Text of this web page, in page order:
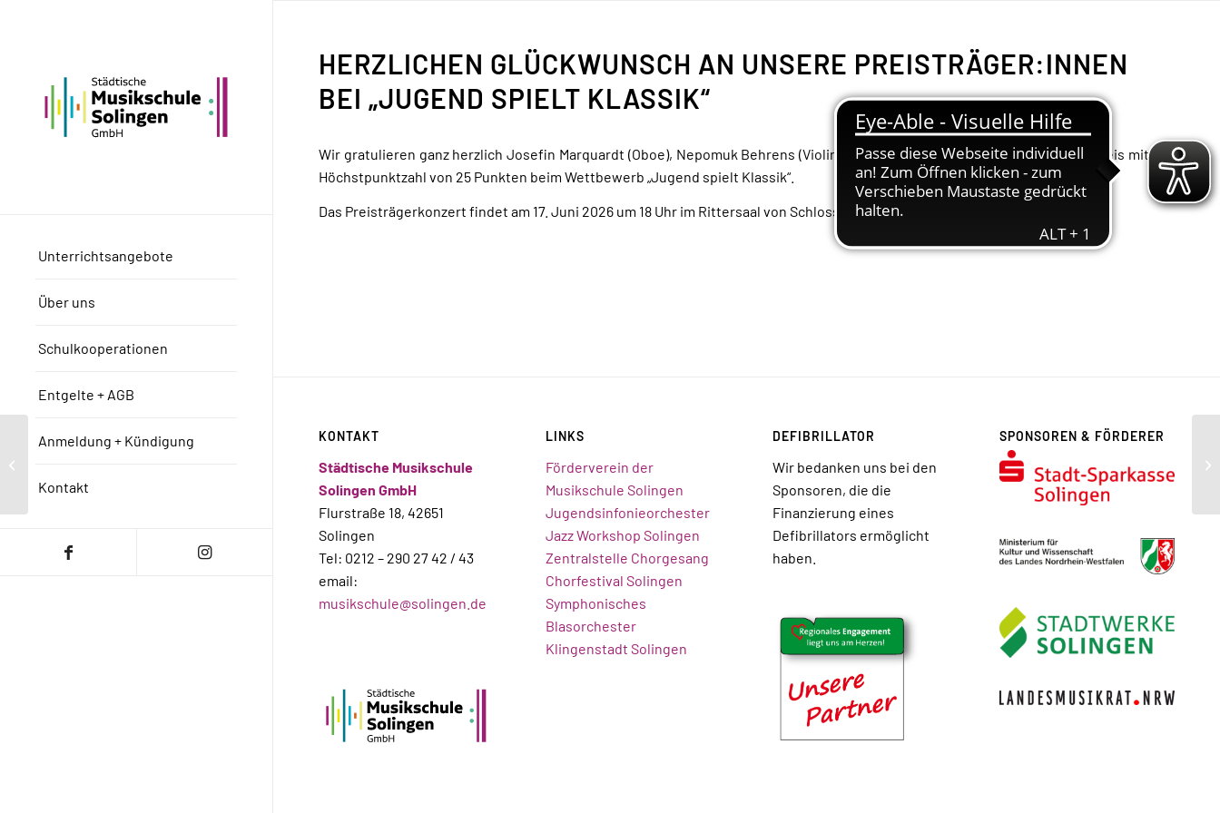
Unterrichtsangebote
Über uns
Schulkooperationen
Entgelte + AGB
Anmeldung + Kündigung
Kontakt
HERZLICHEN GLÜCKWUNSCH AN UNSERE PREISTRÄGER:INNEN
BEI „JUGEND SPIELT KLASSIK“
Wir gratulieren ganz herzlich Josefin Marquardt (Oboe), Nepomuk Behrens (Violine) und Clara Vis (Violoncello) zu ihrem 1. Preis mit der
Höchstpunktzahl von 25 Punkten beim Wettbewerb „Jugend spielt Klassik“.
Das Preisträgerkonzert findet am 17. Juni 2026 um 18 Uhr im Rittersaal von Schloss Burg statt.
KONTAKT
Städtische Musikschule
Solingen GmbH
Flurstraße 18, 42651
Solingen
Tel: 0212 – 290 27 42 / 43
email:
musikschule@solingen.de
LINKS
Förderverein der
Musikschule Solingen
Jugendsinfonieorchester
Jazz Workshop Solingen
Zentralstelle Chorgesang
Chorfestival Solingen
Symphonisches
Blasorchester
Klingenstadt Solingen
DEFIBRILLATOR
Wir bedanken uns bei den
Sponsoren, die die
Finanzierung eines
Defibrillators ermöglicht
haben.
SPONSOREN & FÖRDERER